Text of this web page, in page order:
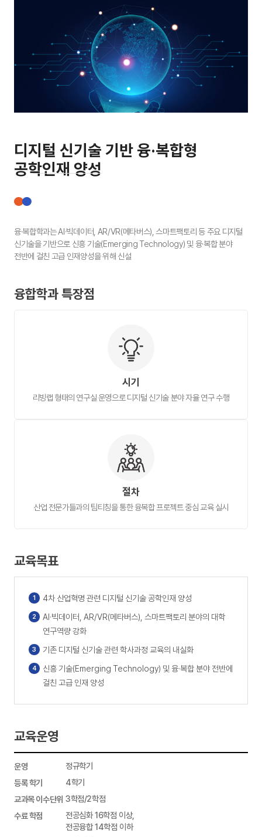
디지털 신기술 기반 융·복합형
공학인재 양성
융·복합학과는 AI·빅데이터, AR/VR(메타버스), 스마트팩토리 등 주요 디지털
신기술을 기반으로 신흥 기술(Emerging Technology) 및 융·복합 분야
전반에 걸친 고급 인재양성을 위해 신설
융합학과 특장점
시기
리빙랩 형태의 연구실 운영으로 디지털 신기술 분야 자율 연구 수행
절차
산업 전문가들과의 팀티칭을 통한 융복합 프로젝트 중심 교육 실시
교육목표
4차 산업혁명 관련 디지털 신기술 공학인재 양성
AI·빅데이터, AR/VR(메타버스), 스마트팩토리 분야의 대학
연구역량 강화
기존 디지털 신기술 관련 학사과정 교육의 내실화
신흥 기술(Emerging Technology) 및 융·복합 분야 전반에
걸친 고급 인재 양성
교육운영
-
운영,
학기,
교과목
정규학기
4학기
3학점/2학점
전공심화 16학점 이상,
전공융합 14학점 이하